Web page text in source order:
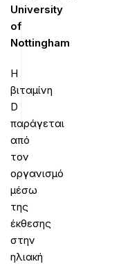
University
of
Nottingham
Η
βιταμίνη
D
παράγεται
από
τον
οργανισμό
μέσω
της
έκθεσης
στην
ηλιακή